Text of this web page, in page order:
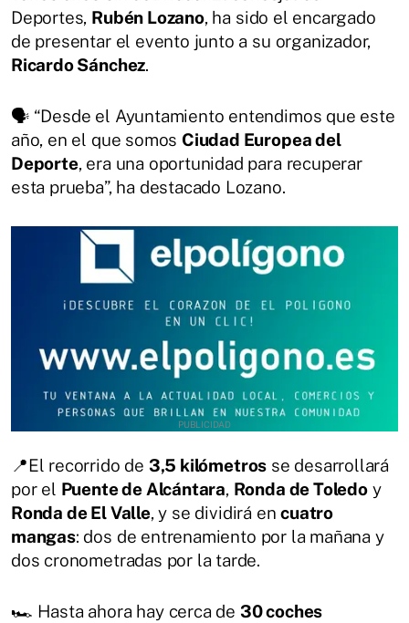
Deportes, Rubén Lozano, ha sido el encargado
de presentar el evento junto a su organizador,
Ricardo Sánchez.
🗣️ “Desde el Ayuntamiento entendimos que este
año, en el que somos Ciudad Europea del
Deporte, era una oportunidad para recuperar
esta prueba”, ha destacado Lozano.
📍El recorrido de 3,5 kilómetros se desarrollará
por el Puente de Alcántara, Ronda de Toledoy
Ronda de El Valle, y se dividirá encuatro
mangas: dos de entrenamiento por la mañana y
dos cronometradas por la tarde.
🏎️ Hasta ahora hay cerca de 30 coches